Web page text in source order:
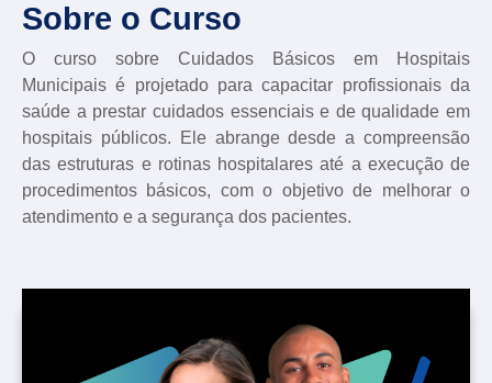
Sobre o Curso
O curso sobre Cuidados Básicos em Hospitais
Municipais é projetado para capacitar profissionais da
saúde a prestar cuidados essenciais e de qualidade em
hospitais públicos. Ele abrange desde a compreensão
das estruturas e rotinas hospitalares até a execução de
procedimentos básicos, com o objetivo de melhorar o
atendimento e a segurança dos pacientes.